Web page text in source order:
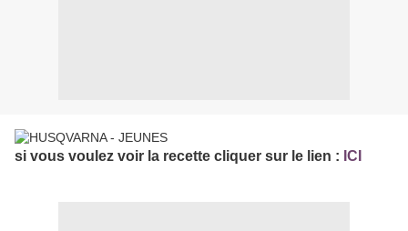
si vous voulez voir la recette cliquer sur le lien : ICI